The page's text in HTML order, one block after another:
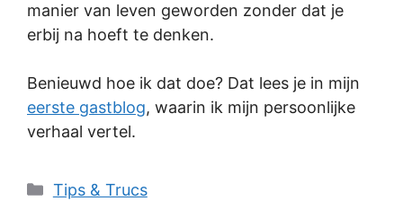
manier van leven geworden zonder dat je
erbij na hoeft te denken.
Benieuwd hoe ik dat doe? Dat lees je in mijn
eerste gastblog, waarin ik mijn persoonlijke
verhaal vertel.
Categories
Tips & Trucs